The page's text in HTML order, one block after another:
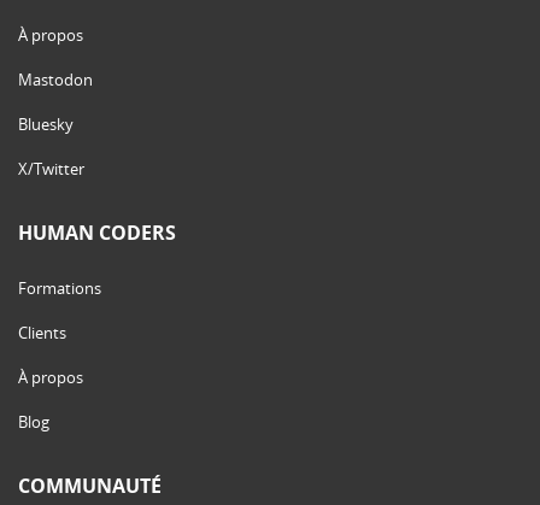
À propos
Mastodon
Bluesky
X/Twitter
HUMAN CODERS
Formations
Clients
À propos
Blog
COMMUNAUTÉ